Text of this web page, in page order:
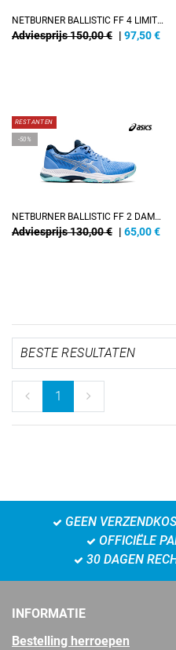
NETBURNER BALLISTIC FF 4 LIMITED DAMES
Adviesprijs 150,00 € | 97,50€
RESTANTEN
-50%
NETBURNER BALLISTIC FF 2 DAMEN
Adviesprijs 130,00 € | 65,00€
1
GEEN
OFFICIËLE
30 DAGEN
INFORMATIE
Bestelling herroepen